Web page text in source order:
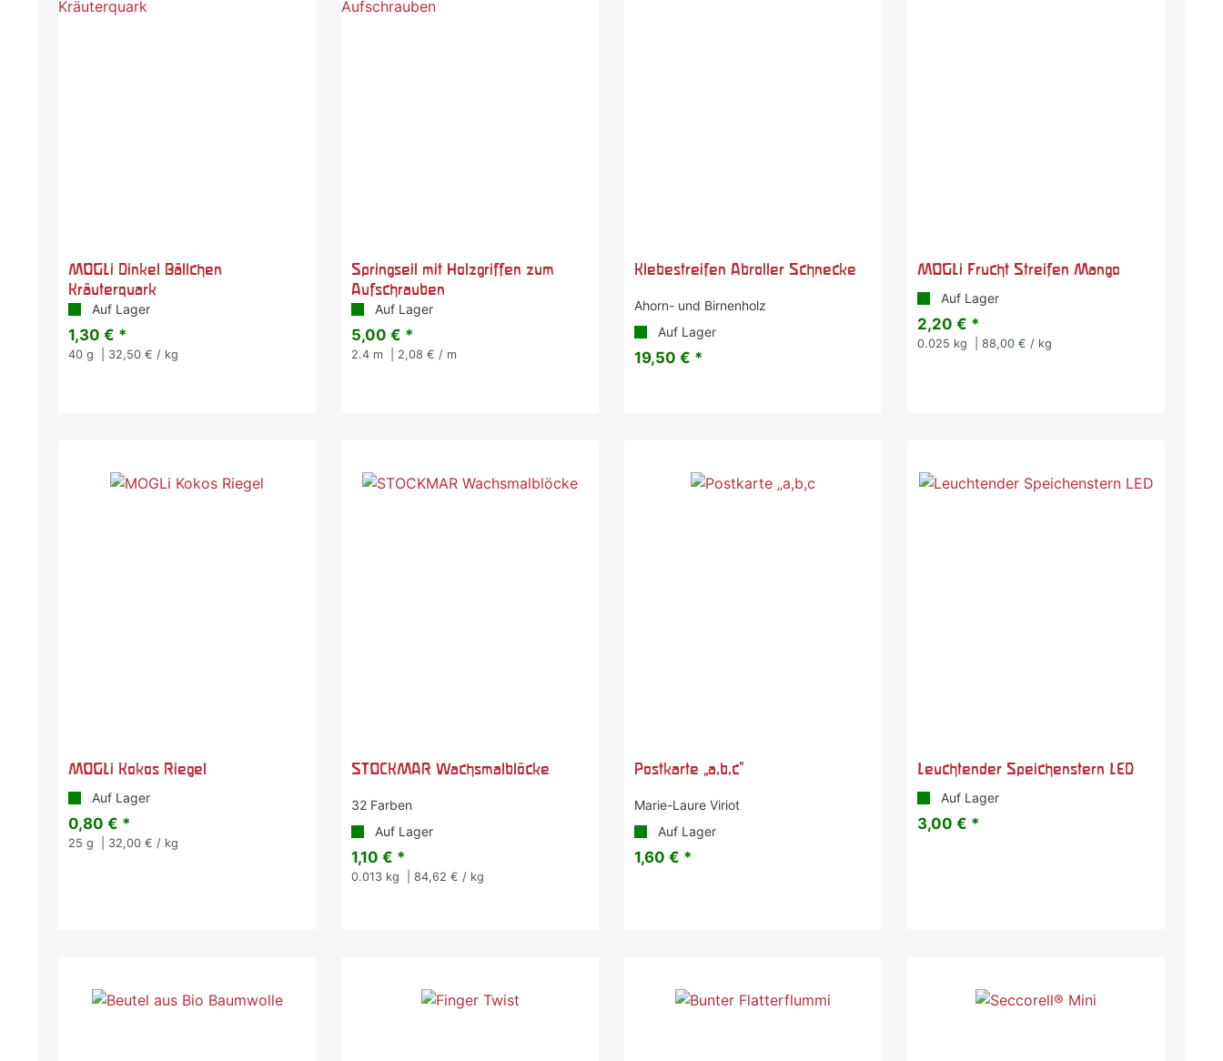
MOGLi Dinkel Bällchen
Kräuterquark
Auf Lager
1,30 € *
40 g | 32,50 € / kg
Springseil mit Holzgriffen zum
Aufschrauben
Auf Lager
5,00 € *
2.4 m | 2,08 € / m
Klebestreifen Abroller Schnecke
Ahorn- und Birnenholz
Auf Lager
19,50 € *
MOGLi Frucht Streifen Mango
Auf Lager
2,20 € *
0.025 kg | 88,00 € / kg
MOGLi Kokos Riegel
Auf Lager
0,80 € *
25 g | 32,00 € / kg
STOCKMAR Wachsmalblöcke
32 Farben
Auf Lager
1,10 € *
0.013 kg | 84,62 € / kg
Postkarte „a,b,c"
Marie-Laure Viriot
Auf Lager
1,60 € *
Leuchtender Speichenstern LED
Auf Lager
3,00 € *